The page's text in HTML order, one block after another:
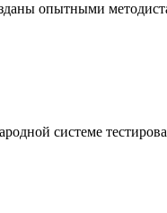
опытными
системе